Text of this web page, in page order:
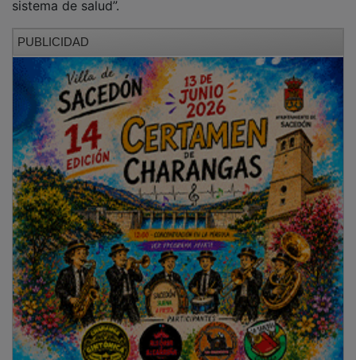
Guarinos ha subrayado asimismo la dimensión humana
de la atención sanitaria y la importancia de la cercanía
en el trato al paciente. “En la sanidad no solo se
trabaja con tecnología, se trabaja con personas. Una
actitud cercana puede influir enormemente en su
recuperación”.
Por su parte, el presidente de la Fundación SEDISA,
Joaquín Estévez Lucas, ha puesto en valor el papel de
este foro como plataforma de impulso al talento joven
en la gestión sanitaria, destacando la necesidad de
relevo generacional en el sector:
“Es fundamental incorporar talento joven a la dirección
sanitaria mediante un relevo generacional paulatino,
racional y consensuado”.